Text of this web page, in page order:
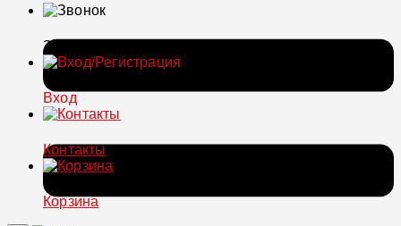
Звонок
Вход
Контакты
Корзина